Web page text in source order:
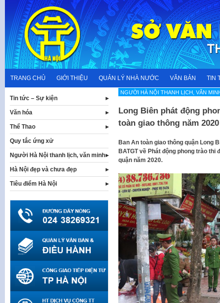
content
TRANG CHỦ GIỚI THIỆU QUẢN LÝ NHÀ NƯỚC VĂN BẢN TIN
NGƯỜI HÀ NỘI THANH LỊCH, VĂN
Long Biên phát động
toàn giao thông năm
Ban An toàn giao thông quận Long
BATGT về Phát động phong trào thi
quận năm 2020.
Tin tức – Sự kiện
Văn hóa
Thể Thao
Quy tắc ứng xử
Người Hà Nội thanh lịch, văn minh
Hà Nội đẹp và chưa đẹp
Tiêu điểm Hà Nội